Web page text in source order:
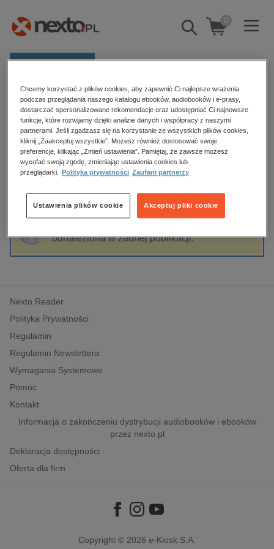
Pokaż/schowaj
wyszukiwarkę
0
Kategorie
Zobacz wszystkie E-prasa
budownictwo, aranżacja wnętrz
biznesowe, branżowe, gospodarka
dzienniki
edukacja
hobby, sport, rozrywka
komputery, internet, technologie, informatyka
polityka, społeczno-informacyjne
psychologiczne
inne
popularno-naukowe
historia
Strona główna Maciej Bartos
Maciej Bartos
Sortowanie Filtrowanie
odnaleziona w żadnej publikacji.
Nexto Reader
Polityka Prywatności
Regulamin
Regulamin Newslettera
Wymagania Systemowe
Pomoc
Kontakt
Informacja o zakończeniu dystrybucji audiobooków i ebooków
przez nexto.pl
Deklaracja dostępności
Oferta dla firm
Copyright © 2026 e-Kiosk S.A.
Chcemy korzystać z plików cookies, aby zapewnić Ci najlepsze wrażenia
podczas przeglądania naszego katalogu ebooków, audiobooków i e-prasy,
dostarczać spersonalizowane rekomendacje oraz udostępniać Ci najnowsze
funkcje, które rozwijamy dzięki analizie danych i współpracy z naszymi
partnerami. Jeśli zgadzasz się na korzystanie ze wszystkich plików cookies,
kliknij „Zaakceptuj wszystkie”. Możesz również dostosować swoje
preferencje, klikając „Zmień ustawienia”. Pamiętaj, że zawsze możesz
wycofać swoją zgodę, zmieniając ustawienia cookies lub
przeglądarki.
Polityka prywatności Zaufani partnerzy
Akceptuj pliki cookie
Ustawienia plików cookie